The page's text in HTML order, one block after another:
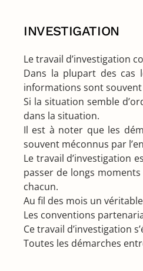
INVESTIGATION
Le travail d’investigation
Dans la plupart des cas
informations sont
Si la situation semble
dans la situation.
Il est à noter que les
souvent méconnus par
Le travail d’investigation
passer de longs
chacun.
Au fil des mois un
Les conventions
Ce travail d’investigation
Toutes les démarches